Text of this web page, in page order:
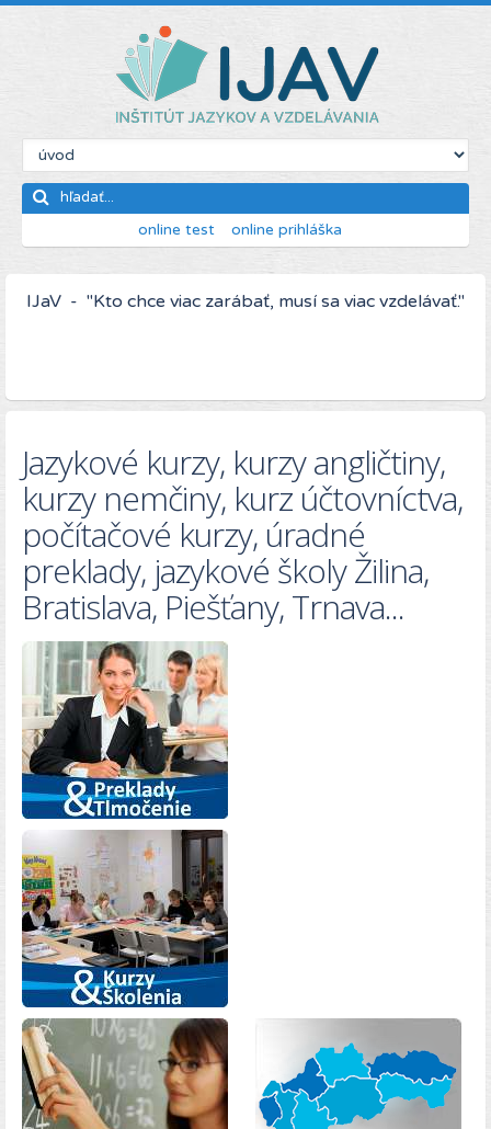
online test online prihláška
IJaV - "Kto chce viac zarábať, musí sa viac vzdelávať."
Jazykové kurzy, kurzy angličtiny,
kurzy nemčiny, kurz účtovníctva,
počítačové kurzy, úradné
preklady, jazykové školy Žilina,
Bratislava, Piešťany, Trnava...